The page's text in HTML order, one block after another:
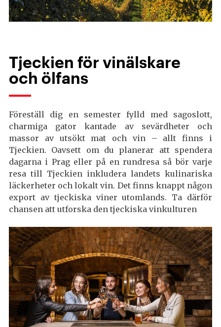
Tjeckien för vinälskare
och ölfans
Föreställ dig en semester fylld med sagoslott,
charmiga gator kantade av sevärdheter och
massor av utsökt mat och vin – allt finns i
Tjeckien. Oavsett om du planerar att spendera
dagarna i Prag eller på en rundresa så bör varje
resa till Tjeckien inkludera landets kulinariska
läckerheter och lokalt vin. Det finns knappt någon
export av tjeckiska viner utomlands. Ta därför
chansen att utforska den tjeckiska vinkulturen